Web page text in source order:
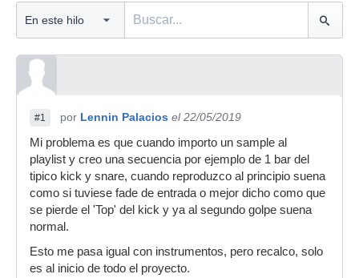
#1 por Lennin Palacios el 22/05/2019
Mi problema es que cuando importo un sample al
playlist y creo una secuencia por ejemplo de 1 bar del
tipico kick y snare, cuando reproduzco al principio suena
como si tuviese fade de entrada o mejor dicho como que
se pierde el 'Top' del kick y ya al segundo golpe suena
normal.
Esto me pasa igual con instrumentos, pero recalco, solo
es al inicio de todo el proyecto.